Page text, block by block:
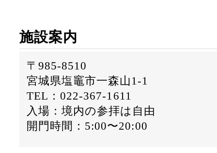
施設案内
〒985-8510
宮城県塩竈市一森山1-1
TEL：022-367-1611
入場：境内の参拝は自由
開門時間：5:00〜20:00